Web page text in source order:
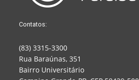
Contatos:
(83) 3315-3300
Rua Baraúnas, 351
Bairro Universitário